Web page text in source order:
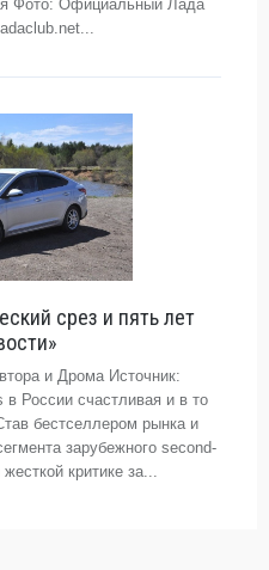
Фото: Официальный Лада
срез и пять лет
и Дрома Источник:
России счастливая и в то
бестселлером рынка и
зарубежного second-
критике за...